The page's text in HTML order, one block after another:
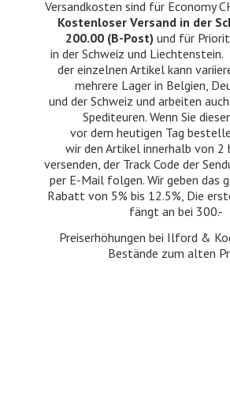
Versandkosten sind für Economy
Kostenloser Versand in der
200.00 (B-Post) und für
in der Schweiz und
der einzelnen Artikel kann
mehrere Lager in Belgien,
und der Schweiz und arbeiten
Spediteuren. Wenn Sie
vor dem heutigen Tag
wir den Artikel innerhalb von 2
versenden, der Track Code der
per E-Mail folgen. Wir geben das
Rabatt von 5% bis 12.5%, Die
fängt an bei 300.-
Preiserhöhungen bei Ilford &
Bestände zumalten